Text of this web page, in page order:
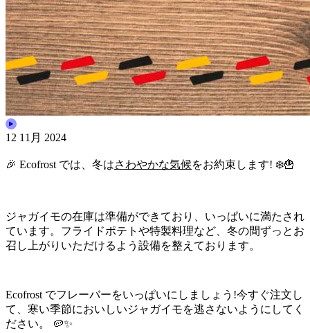
12 11月 2024
🎉 Ecofrost では、冬はさわやかな気候をお約束します! ❄️🍟
ジャガイモの在庫は準備ができており、いっぱいに満たされ
ています。フライドポテトや特製料理など、冬の間ずっとお
召し上がりいただけるよう設備を整えております。
Ecofrost でフレーバーをいっぱいにしましょう!今すぐ注文し
て、寒い季節においしいジャガイモを逃さないようにしてく
ださい。 🥔✨